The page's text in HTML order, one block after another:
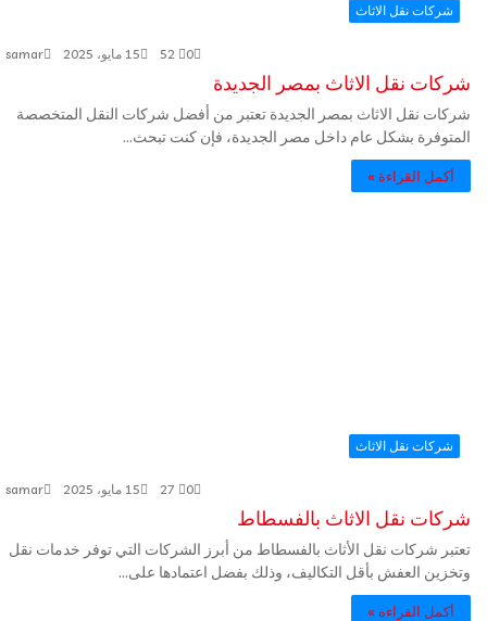
شركات نقل الاثاث
samar 15 مايو، 2025 0
شركات نقل الاثاث بمصر الجديدة
شركات نقل الاثاث بمصر الجديدة تعتبر من أفضل شركات النقل المتخصصة
المتوفرة بشكل عام داخل مصر الجديدة، فإن كنت تبحث…
أكمل القراءة »
شركات نقل الاثاث
samar 15 مايو، 2025 0
شركات نقل الاثاث بالفسطاط
تعتبر شركات نقل الأثاث بالفسطاط من أبرز الشركات التي توفر خدمات نقل
وتخزين العفش بأقل التكاليف، وذلك بفضل اعتمادها على…
أكمل القراءة »